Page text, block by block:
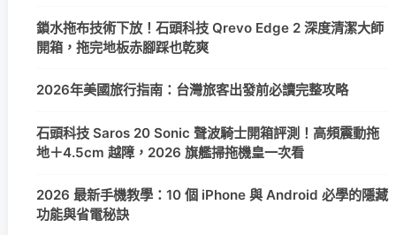
鎖水拖布技術下放！石頭科技 Qrevo Edge 2 深度清潔大師
開箱，拖完地板赤腳踩也乾爽
2026年美國旅行指南：台灣旅客出發前必讀完整攻略
石頭科技 Saros 20 Sonic 聲波騎士開箱評測！高頻震動拖
地＋4.5cm 越障，2026 旗艦掃拖機皇一次看
2026 最新手機教學：10 個 iPhone 與 Android 必學的隱藏
功能與省電秘訣